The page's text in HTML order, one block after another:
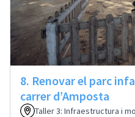
8. Renovar el parc
carrer d’Amposta
Taller 3: Infraestructura i